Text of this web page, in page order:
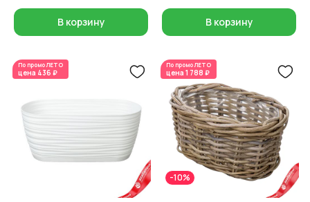
В корзину В корзину
По промоЛЕТО
цена 436 ₽
По промоЛЕТО
цена 1 788 ₽
-10%